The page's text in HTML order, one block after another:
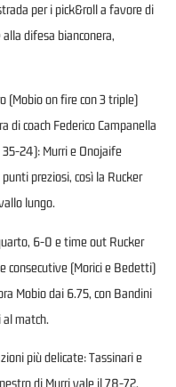
per i pick&roll a favore di
difesa bianconera,
(Mobio on fire con 3 triple)
di coach Federico Campanella
24): Murri e Onojaife
preziosi, così la Rucker
lungo.
6-0 e time out Rucker
consecutive (Morici e Bedetti)
Mobio dai 6.75, con Bandini
match.
più delicate: Tassinari e
di Murri vale il 78-72.